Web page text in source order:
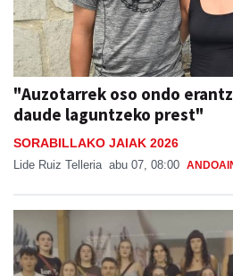
"Auzotarrek oso ondo
daude laguntzeko prest"
SORABILLAKO JAIAK 2026
Lide Ruiz Telleria abu 07, 08:00